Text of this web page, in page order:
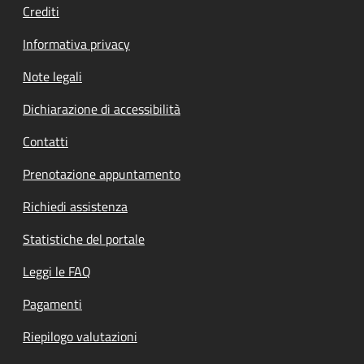
Crediti
Informativa privacy
Note legali
Dichiarazione di accessibilità
Contatti
Prenotazione appuntamento
Richiedi assistenza
Statistiche del portale
Leggi le FAQ
Pagamenti
Riepilogo valutazioni